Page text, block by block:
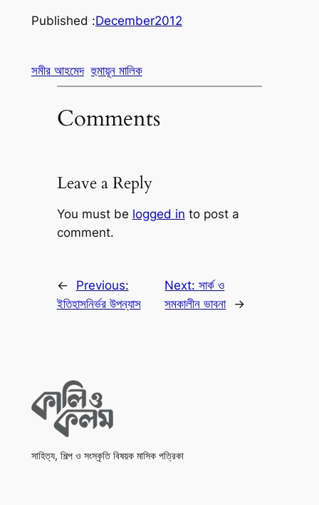
Published :December2012
সমীর আহমেদ হুমায়ূন মালিক
Comments
Leave a Reply
You must be logged in to post a
comment.
←
Previous:
ইতিহাসনির্ভর উপন্যাস
Next:সার্ক ও
সমকালীন ভাবনা
→
সাহিত্য, শিল্প ও সংস্কৃতি বিষয়ক মাসিক পত্রিকা